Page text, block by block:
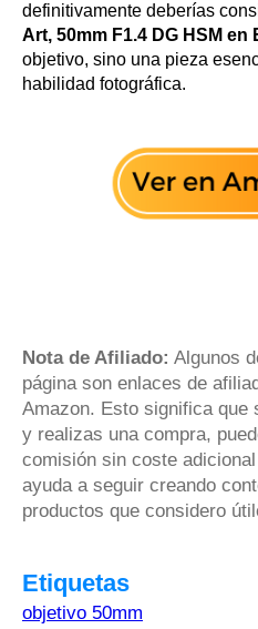
definitivamente deberías
Art, 50mm F1.4 DG HSM en
objetivo, sino una pieza
habilidad fotográfica.
Nota de Afiliado: Algunos
página son enlaces de
Amazon. Esto significa que
y realizas una compra,
comisión sin coste
ayuda a seguir creando
productos que considero
Etiquetas
objetivo 50mm